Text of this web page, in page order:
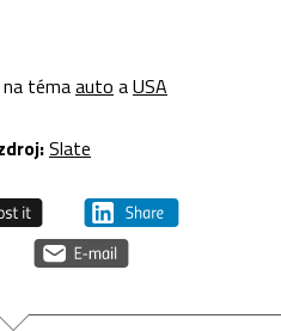
témaauto aUSA
droj:Slate